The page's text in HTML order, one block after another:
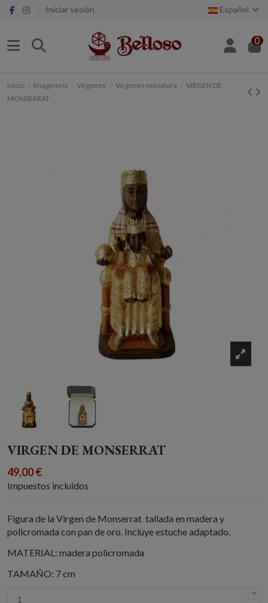
Iniciar sesión Español
0
Inicio Imaginería Vírgenes Vírgenes miniatura
VIRGEN DE
MONSERRAT
VIRGEN DE MONSERRAT
49,00 €
Impuestos incluidos
Figura de la Virgen de Monserrat tallada en madera y
policromada con pan de oro. Incluye estuche adaptado.
MATERIAL: madera policromada
TAMAÑO: 7 cm